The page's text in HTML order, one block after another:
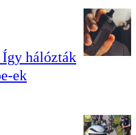
hálózták
ek